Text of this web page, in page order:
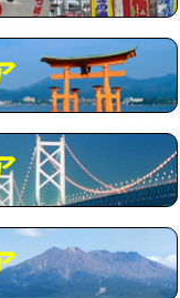
16,500円
現場見積